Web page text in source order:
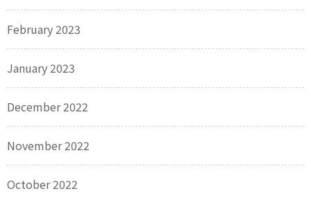
February 2023
January 2023
December 2022
November 2022
October 2022